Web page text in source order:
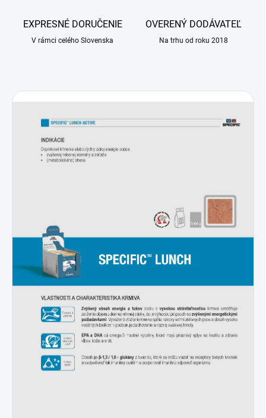
EXPRESNÉ DORUČENIE
V rámci celého Slovenska
OVERENÝ DODÁVATEĽ
Na trhu od roku 2018